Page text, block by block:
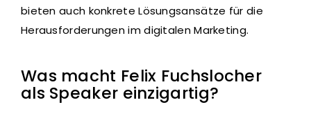
bieten auch konkrete Lösungsansätze für die
Herausforderungen im digitalen Marketing.
Was macht Felix Fuchslocher
als Speaker einzigartig?